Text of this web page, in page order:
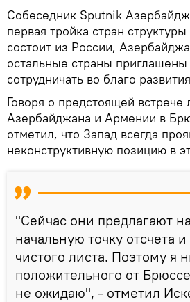
Собеседник Sputnik
первая тройка стран
состоит из России,
остальные страны приглашены
сотрудничать во благо
Говоря о предстоящей встрече
Азербайджана и Армении в
отметил, что Запад всегда
неконструктивную позицию в
"Сейчас они предлагают
начальную точку отсчета
чистого листа. Поэтому я
положительного от
не ожидаю", - отметил